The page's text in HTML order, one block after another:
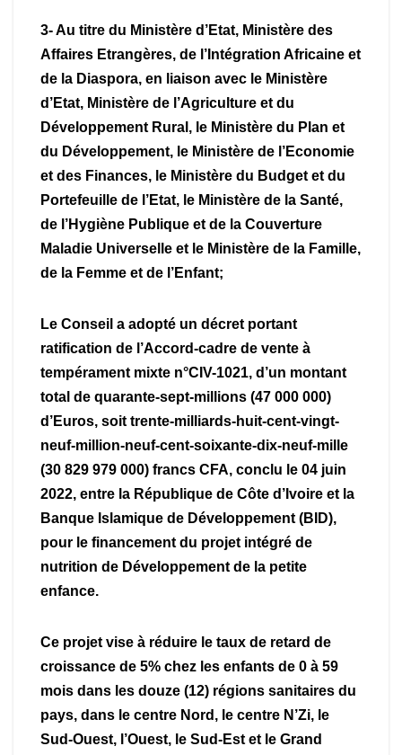
3- Au titre du Ministère d’Etat, Ministère des
Affaires Etrangères, de l’Intégration Africaine et
de la Diaspora, en liaison avec le Ministère
d’Etat, Ministère de l’Agriculture et du
Développement Rural, le Ministère du Plan et
du Développement, le Ministère de l’Economie
et des Finances, le Ministère du Budget et du
Portefeuille de l’Etat, le Ministère de la Santé,
de l’Hygiène Publique et de la Couverture
Maladie Universelle et le Ministère de la Famille,
de la Femme et de l’Enfant;
Le Conseil a adopté un décret portant
ratification de l’Accord-cadre de vente à
tempérament mixte n°CIV-1021, d’un montant
total de quarante-sept-millions (47 000 000)
d’Euros, soit trente-milliards-huit-cent-vingt-
neuf-million-neuf-cent-soixante-dix-neuf-mille
(30 829 979 000) francs CFA, conclu le 04 juin
2022, entre la République de Côte d’Ivoire et la
Banque Islamique de Développement (BID),
pour le financement du projet intégré de
nutrition de Développement de la petite
enfance.
Ce projet vise à réduire le taux de retard de
croissance de 5% chez les enfants de 0 à 59
mois dans les douze (12) régions sanitaires du
pays, dans le centre Nord, le centre N’Zi, le
Sud-Ouest, l’Ouest, le Sud-Est et le Grand